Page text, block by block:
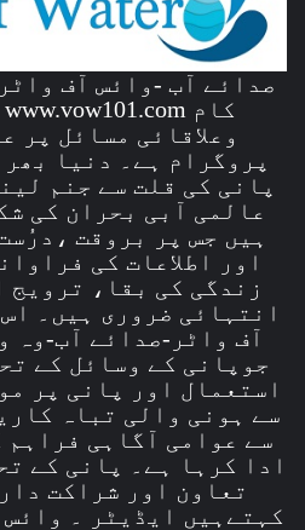
صدائے آب -وائس آف
وعلاقائی مسائل پر
پروگرام ہے۔ دنیا
پانی کی قلت سے جنم
عالمی آبی بحران کی
ہیں جس پر بروقت
اور اطلاعات کی
زندگی کی بقا، ترویج
انتہائی ضروری ہیں۔
آف واٹر-صدائے آب-وہ
جوپانی کے وسائل کے
استعمال اور پانی پر
سے ہونی والی تباہ
سے عوامی آگاہی فراہم
ادا کرہا ہے۔ پانی کے
تعاون اور شراکت
کہتےہیں ایڈیٹر ۔